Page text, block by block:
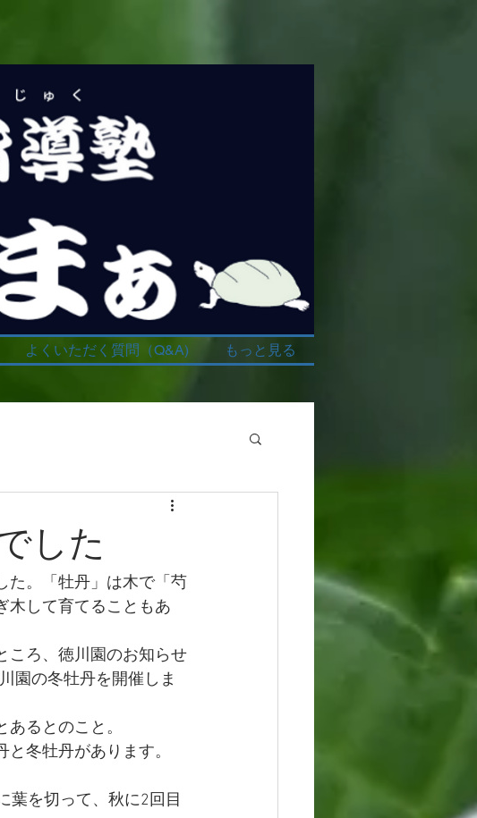
よくいただく質問（Q&A) もっと見る
した
た。「牡丹」は木で「芍
木して育てることもあ
ころ、徳川園のお知らせ
園の冬牡丹を開催しま
るとのこと。
冬牡丹があります。
葉を切って、秋に2回目